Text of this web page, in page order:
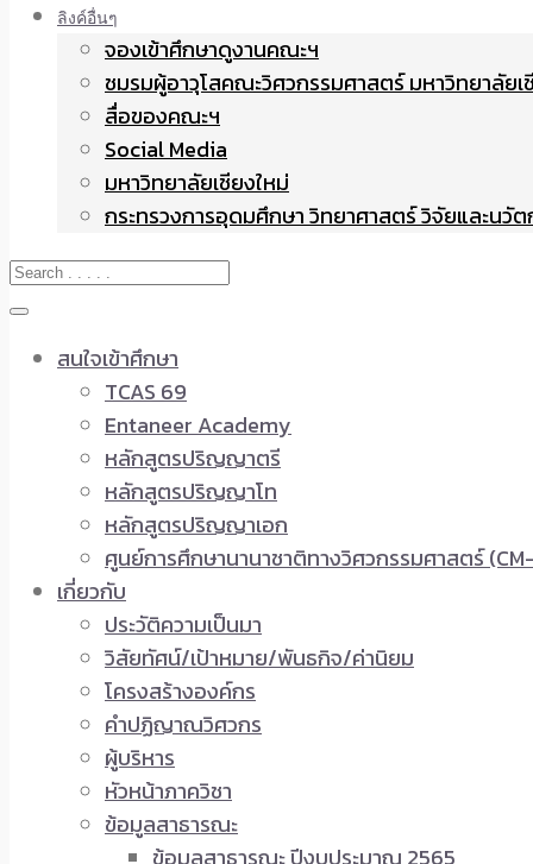
ลิงค์อื่นๆ
จองเข้าศึกษาดูงานคณะฯ
ชมรมผู้อาวุโสคณะวิศวกรรมศาสตร์ มหาวิทยาลัยเ
สื่อของคณะฯ
Social Media
มหาวิทยาลัยเชียงใหม่
กระทรวงการอุดมศึกษา วิทยาศาสตร์ วิจัยและนวั
สนใจเข้าศึกษา
TCAS 69
Entaneer Academy
หลักสูตรปริญญาตรี
หลักสูตรปริญญาโท
หลักสูตรปริญญาเอก
ศูนย์การศึกษานานาชาติทางวิศวกรรมศาสตร์
เกี่ยวกับ
ประวัติความเป็นมา
วิสัยทัศน์/เป้าหมาย/พันธกิจ/ค่านิยม
โครงสร้างองค์กร
คำปฏิญาณวิศวกร
ผู้บริหาร
หัวหน้าภาควิชา
ข้อมูลสาธารณะ
ข้อมูลสาธารณะ ปีงบประมาณ 2565